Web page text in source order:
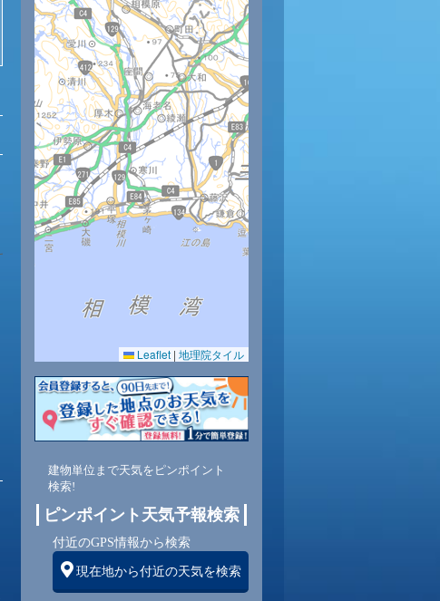
11時 12時 13時 14時 15時 16時
33 33 33 34 33
0.0 0.0
北東 東 東南 東南
1 1 1 2
Leaflet | 地理院タイル
建物単位まで天気をピンポイント
検索!
ピンポイント天気予報検索
付近のGPS情報から検索
現在地から付近の天気を検索